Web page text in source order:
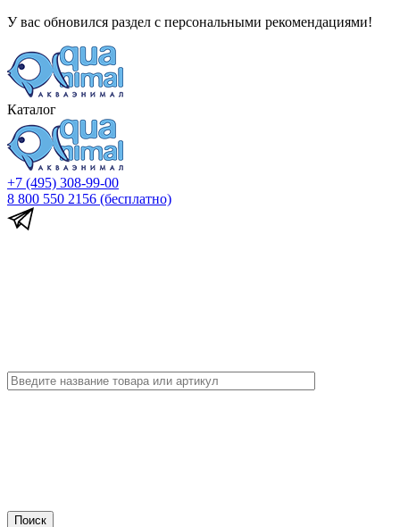
У вас обновился раздел с персональными рекомендациями!
Каталог
+7 (495) 308-99-00
8 800 550 2156 (бесплатно)